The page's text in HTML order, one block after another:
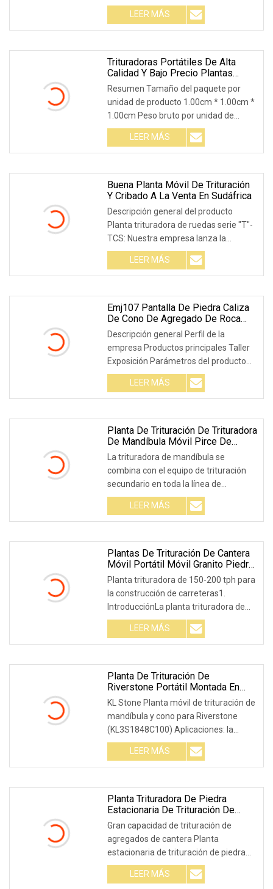
personalizada para usted. Parámetros
del productoPlanta trituradora de
mandíbula móvil sobre orugas de la
LEER MÁS
Trituradoras Portátiles De Alta
Calidad Y Bajo Precio Plantas
Trituradoras Portátiles En Plantas
Trituradoras Estacionarias
Resumen Tamaño del paquete por
unidad de producto 1.00cm * 1.00cm *
1.00cm Peso bruto por unidad de
producto 1.000kg Alta calidad a bajo
precio Trituradoras portátiles plantas
trituradoras portátiles en plantas
LEER MÁS
Buena Planta Móvil De Trituración
Y Cribado A La Venta En Sudáfrica
Descripción general del producto
Planta trituradora de ruedas serie "T"-
TCS: Nuestra empresa lanza la
trituradora móvil tipo rueda serie T
para el proceso de desechos de rocas
y construcción, lo que amplía en gran
LEER MÁS
Emj107 Pantalla De Piedra Caliza
De Cono De Agregado De Roca
Móvil Y Planta De Trituración De
Mandíbula De Impacto De
Reciclaje
Descripción general Perfil de la
empresa Productos principales Taller
Exposición Parámetros del producto
Embalaje y envío Preguntas
frecuentes P: ¿Cuál es su ventaja? 1.
Configuración flexible, operaciones
múltiples
LEER MÁS
Planta De Trituración De Trituradora
De Mandíbula Móvil Pirce De
Fábrica De Buena Calidad Para La
Venta
La trituradora de mandíbula se
combina con el equipo de trituración
secundario en toda la línea de
trituración de piedra, como la
trituradora de cono y la trituradora de
impacto. Debido a su tamaño físico
mandíbula también son
LEER MÁS
Plantas De Trituración De Cantera
Móvil Portátil Móvil Granito Piedra
Caliza Grava Trituración De Roca
Primaria
Planta trituradora de 150-200 tph para
la construcción de carreteras1.
IntroducciónLa planta trituradora de
piedra se utiliza para producir
agregados de piedra caliza, granito,
basalto, piedra de río, mármol, mineral
etc.
LEER MÁS
Planta De Trituración De
Riverstone Portátil Montada En
Remolque 250tph/Planta De
Trituración De Riverstone Móvil
KL Stone Planta móvil de trituración de
mandíbula y cono para Riverstone
(KL3S1848C100) Aplicaciones: la
planta móvil de trituración de
mandíbula y cono se puede utilizar
ampliamente en la industria
construcción,
LEER MÁS
Planta Trituradora De Piedra
Estacionaria De Trituración De
Agregados De Cantera De Gran
Capacidad Planta Trituradora De
Piedra
Gran capacidad de trituración de
agregados de cantera Planta
estacionaria de trituración de piedra
Planta trituradora de piedra Esta línea
de producción de planta trituradora de
LEER MÁS